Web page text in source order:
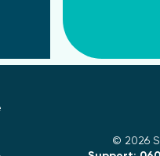
© 2026